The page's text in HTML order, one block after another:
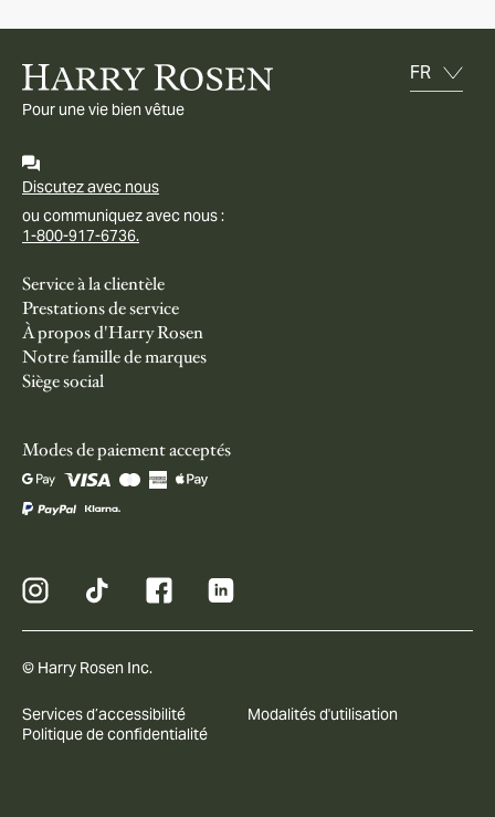
Pour une vie bien vêtue
Discutez avec nous
ou communiquez avec nous :
1-800-917-6736.
Service à la clientèle
Prestations de service
À propos d'Harry Rosen
Notre famille de marques
Siège social
Modes de paiement acceptés
© Harry Rosen Inc.
Services d’accessibilité
Modalités d'utilisation
Politique de confidentialité